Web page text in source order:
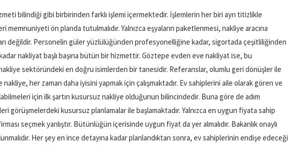
bilindiği gibi birbirinden farklı işlemi içermektedir. İşlemlerin her biri ayrı titizlikle
ön planda tutulmalıdır. Yalnızca eşyaların paketlenmesi, nakliye aracına
değildir. Personelin güler yüzlülüğünden profesyonelliğine kadar, sigortada çeşitliliğinden
nakliyat başlı başına bütün bir hizmettir. Göztepe evden eve nakliyat ise, bu
sektöründeki en doğru isimlerden bir tanesidir. Referanslar, olumlu geri dönüşler ile
her zaman daha iyisini yapmak için çalışmaktadır. Ev sahiplerini aile olarak gören ve
için ilk şartın kusursuz nakliye olduğunun bilincindedir. Buna göre de adım
görüşmelerdeki kusursuz planlamalar ile başlamaktadır. Yalnızca en uygun fiyata sahip
seçmek yanlıştır. Bütünlüğün içerisinde uygun fiyat da yer almalıdır. Bakanlık onaylı
Her şey en ince detayına kadar planlandıktan sonra, ev sahiplerinin endişe edeceği